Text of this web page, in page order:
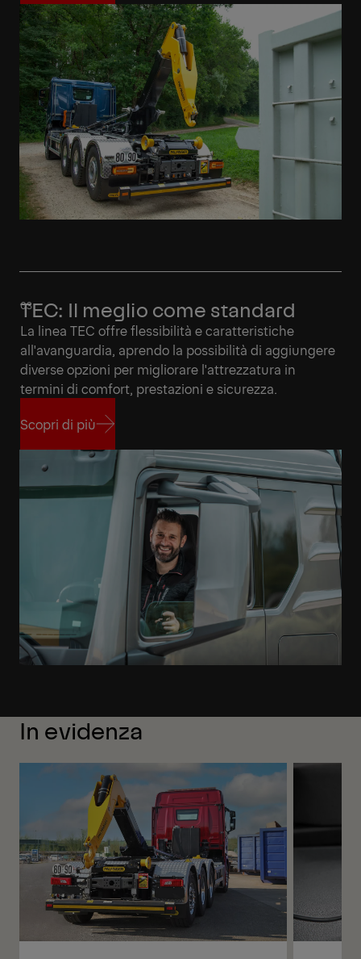
Scopri di più
TEC: Il meglio come standard
La linea TEC offre flessibilità e caratteristiche
all'avanguardia, aprendo la possibilità di aggiungere
diverse opzioni per migliorare l'attrezzatura in
termini di comfort, prestazioni e sicurezza.
Scopri di più
Scopri di più
In evidenza